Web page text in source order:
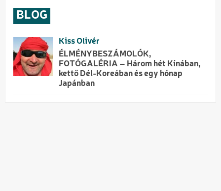
BLOG
Kiss Olivér
ÉLMÉNYBESZÁMOLÓK,
FOTÓGALÉRIA – Három hét Kínában,
kettő Dél-Koreában és egy hónap
Japánban